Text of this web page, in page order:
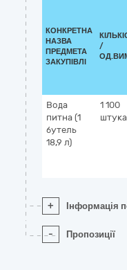
КОНКРЕТНА
НАЗВА
ПРЕДМЕТА
ЗАКУПІВЛІ
/
Вода
питна (1
бутель
18,9 л)
1 100
штука
+ Інформація
- Пропозиції